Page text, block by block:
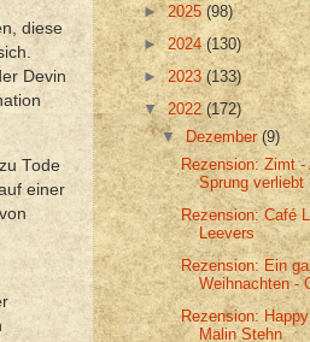
diese
Devin
Tode
einer
►2025(98)
►2024(130)
►2023(133)
▼2022 (172)
▼Dezember(9)
Rezension: Zimt -
Sprung verliebt
Rezension: Café
Leevers
Rezension: Ein
Weihnachten -
Rezension:
Malin Stehn